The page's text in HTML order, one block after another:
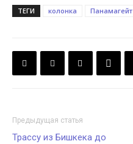
ТЕГИ колонка Панамагейт
Предыдущая статья
Трассу из Бишкека до